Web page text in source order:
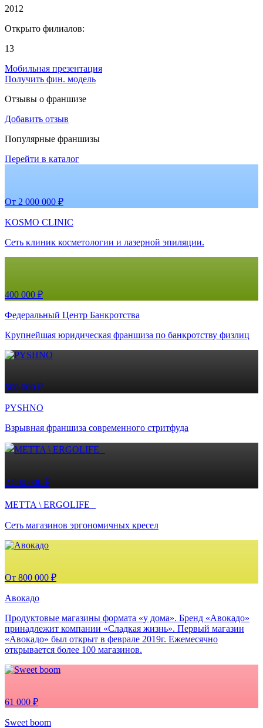
2012
Открыто филиалов:
13
Мобильная презентация
Получить фин. модель
Отзывы о франшизе
Добавить отзыв
Популярные франшизы
Перейти в каталог
От 2 000 000 ₽
KOSMO CLINIC
Сеть клиник косметологии и лазерной эпиляции.
400 000 ₽
Федеральный Центр Банкротства
Крупнейшая юридическая франшиза по банкротству физлиц
500 000 ₽
PYSHNO
Взрывная франшиза современного стритфуда
2 500 000 ₽
METTA \ ERGOLIFE
Сеть магазинов эргономичных кресел
От 800 000 ₽
Авокадо
Продуктовые магазины формата «у дома». Бренд «Авокадо»
принадлежит компании «Сладкая жизнь». Первый магазин
«Авокадо» был открыт в феврале 2019г. Ежемесячно
открывается более 100 магазинов.
61 000 ₽
Sweet boom